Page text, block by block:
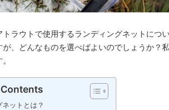
トラウトで使用するランディングネットにつ
が、どんなものを選べばよいのでしょうか？
ットとは？